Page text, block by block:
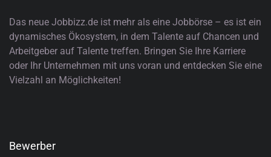
Das neue Jobbizz.de ist mehr als eine Jobbörse – es ist ein
dynamisches Ökosystem, in dem Talente auf Chancen und
Arbeitgeber auf Talente treffen. Bringen Sie Ihre Karriere
oder Ihr Unternehmen mit uns voran und entdecken Sie eine
Vielzahl an Möglichkeiten!
Bewerber